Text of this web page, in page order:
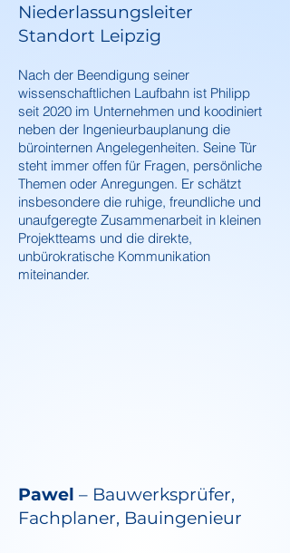
Niederlassungsleiter
Standort Leipzig
Nach der Beendigung seiner
wissenschaftlichen Laufbahn ist Philipp
seit 2020 im Unternehmen und koodiniert
neben der Ingenieurbauplanung die
bürointernen Angelegenheiten. Seine Tür
steht immer offen für Fragen, persönliche
Themen oder Anregungen. Er schätzt
insbesondere die ruhige, freundliche und
unaufgeregte Zusammenarbeit in kleinen
Projektteams und die direkte,
unbürokratische Kommunikation
miteinander.
Pawel – Bauwerksprüfer,
Fachplaner, Bauingenieur